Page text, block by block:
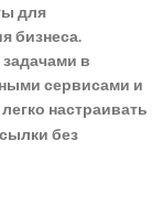
для
бизнеса.
в
сервисами и
настраивать
без